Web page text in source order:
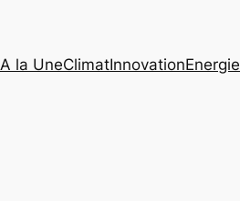
A la UneClimatInnovationEnergie